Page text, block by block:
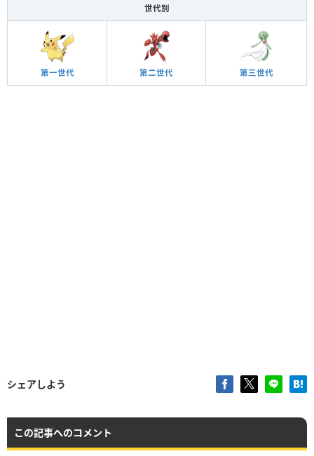
世代別
第一世代 第二世代 第三世代
シェアしよう
この記事へのコメント